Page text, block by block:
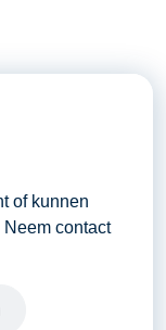
of kunnen
contact